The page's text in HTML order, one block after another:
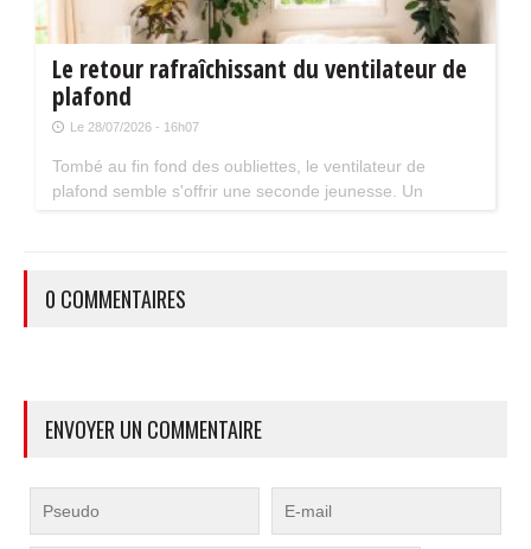
Le retour rafraîchissant du ventilateur de
plafond
Le 28/07/2026 - 16h07
Tombé au fin fond des oubliettes, le ventilateur de
plafond semble s'offrir une seconde jeunesse. Un
0 COMMENTAIRES
ENVOYER UN COMMENTAIRE